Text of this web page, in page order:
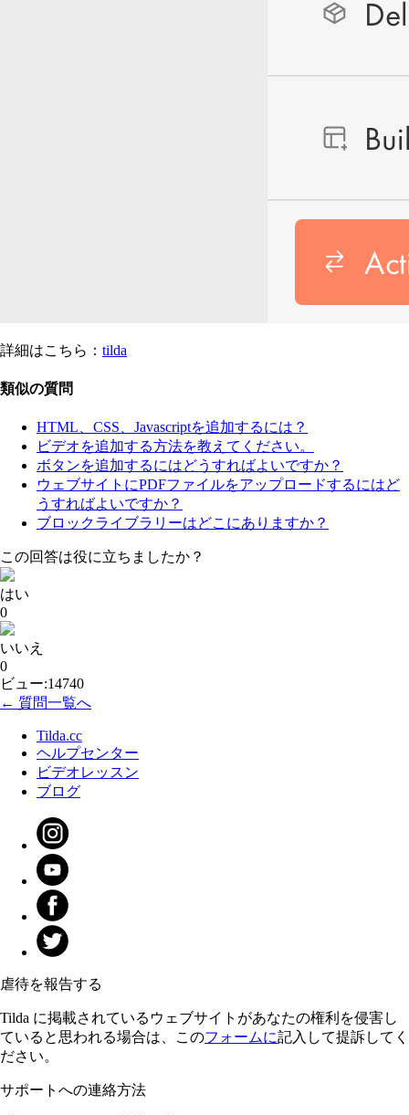
詳細はこちら： tilda
類似の質問
HTML、CSS、Javascriptを追加するには？
ビデオを追加する方法を教えてください。
ボタンを追加するにはどうすればよいですか？
ウェブサイトにPDFファイルをアップロードするにはど
うすればよいですか？
ブロックライブラリーはどこにありますか？
この回答は役に立ちましたか？
はい
0
いいえ
0
ビュー:14740
← 質問一覧へ
Tilda.cc
ヘルプセンター
ビデオレッスン
ブログ
虐待を報告する
Tilda に掲載されているウェブサイトがあなたの権利を侵害し
ていると思われる場合は、このフォームに記入して提訴してく
ださい。
サポートへの連絡方法